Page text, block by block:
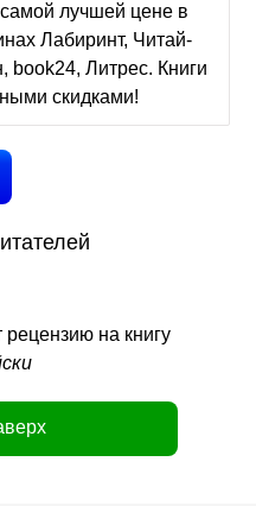
лучшей цене в
Лабиринт, Читай-
Литрес. Книги
скидками!
на книгу